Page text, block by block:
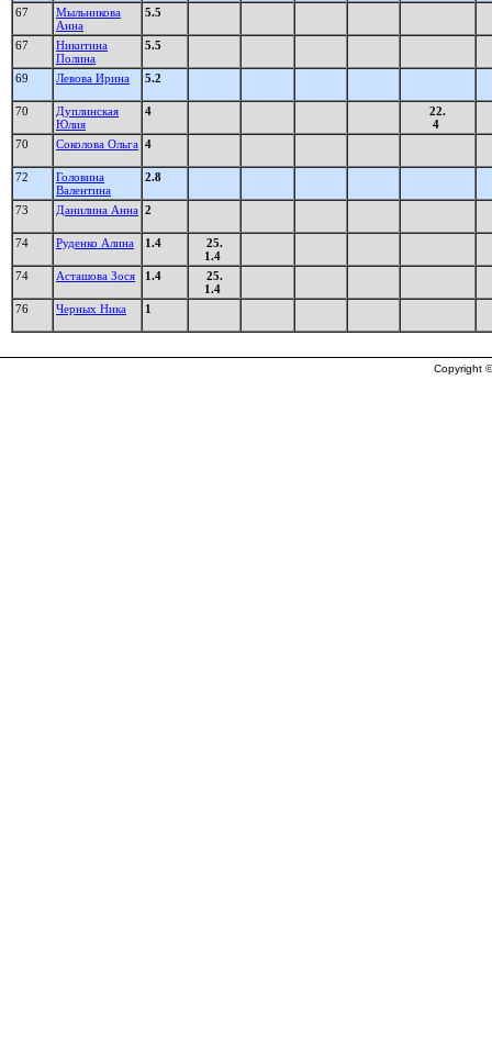
67
Мыльникова
Анна
5.5
67
Никитина
Полина
5.5
69 Левова Ирина 5.2
70
Дуплинская
Юлия
4
22.
4
70
Соколова Ольга 4
72
Головина
Валентина
2.8
73 Данилина Анна 2
74 Руденко Алина 1.4
25.
1.4
74
Асташова Зося 1.4
25.
1.4
76
Черных Ника 1
Copyright